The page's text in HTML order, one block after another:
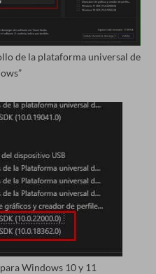
de la plataforma universal de
Windows 10 y 11